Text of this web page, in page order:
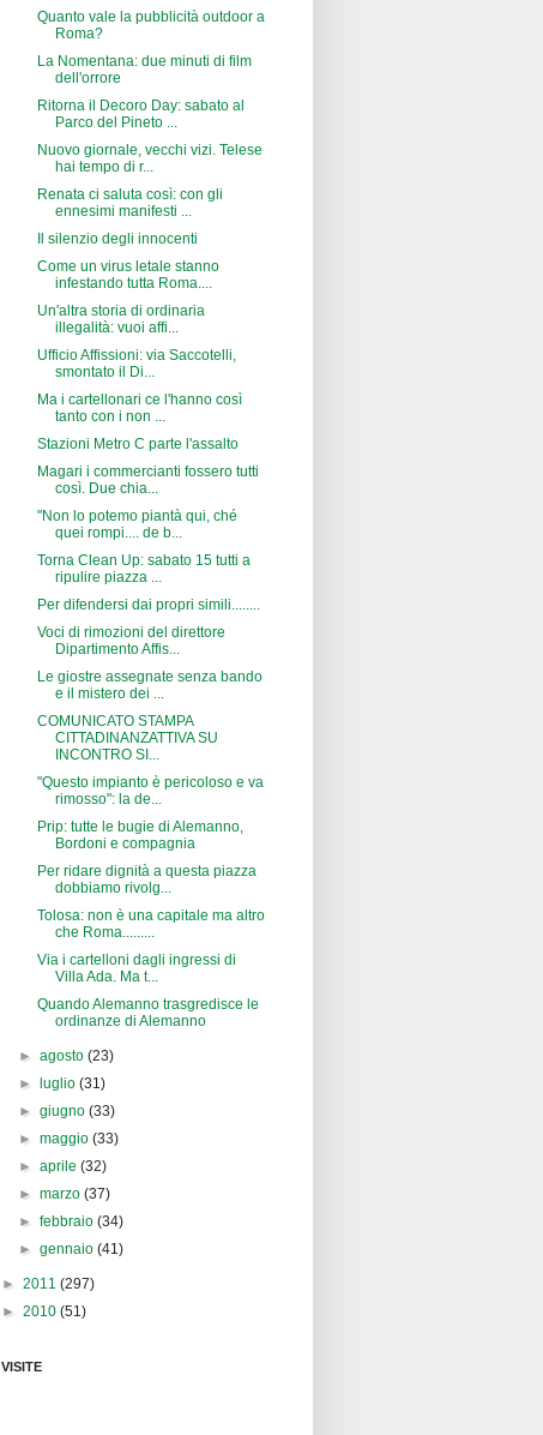
Quanto vale la pubblicità outdoor a
Roma?
La Nomentana: due minuti di film
dell'orrore
Ritorna il Decoro Day: sabato al
Parco del Pineto ...
Nuovo giornale, vecchi vizi. Telese
hai tempo di r...
Renata ci saluta così: con gli
ennesimi manifesti ...
Il silenzio degli innocenti
Come un virus letale stanno
infestando tutta Roma....
Un'altra storia di ordinaria
illegalità: vuoi affi...
Ufficio Affissioni: via Saccotelli,
smontato il Di...
Ma i cartellonari ce l'hanno così
tanto con i non ...
Stazioni Metro C parte l'assalto
Magari i commercianti fossero tutti
così. Due chia...
"Non lo potemo piantà qui, ché
quei rompi.... de b...
Torna Clean Up: sabato 15 tutti a
ripulire piazza ...
Per difendersi dai propri simili........
Voci di rimozioni del direttore
Dipartimento Affis...
Le giostre assegnate senza bando
e il mistero dei ...
COMUNICATO STAMPA
CITTADINANZATTIVA SU
INCONTRO SI...
"Questo impianto è pericoloso e va
rimosso": la de...
Prip: tutte le bugie di Alemanno,
Bordoni e compagnia
Per ridare dignità a questa piazza
dobbiamo rivolg...
Tolosa: non è una capitale ma altro
che Roma.........
Via i cartelloni dagli ingressi di
Villa Ada. Ma t...
Quando Alemanno trasgredisce le
ordinanze di Alemanno
►agosto(23)
►luglio(31)
►giugno(33)
►maggio(33)
►aprile(32)
►marzo(37)
►febbraio(34)
►gennaio(41)
► 2011 (297)
► 2010 (51)
VISITE